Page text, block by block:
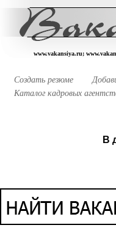
www.vakansiya.ru;
Создать резюме
Каталог кадровых
В